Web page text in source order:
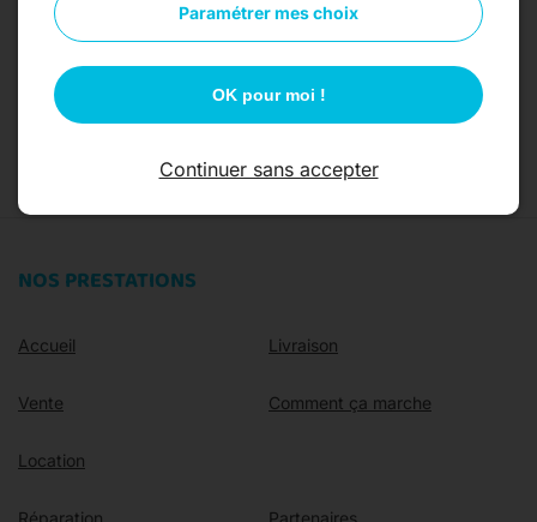
07 49 06 31 79
NOS PRESTATIONS
Accueil Livraison
Vente
Location
Comment ça marche
Réparation Partenaires
Paramétrer mes choix
OK pour moi !
Continuer sans accepter